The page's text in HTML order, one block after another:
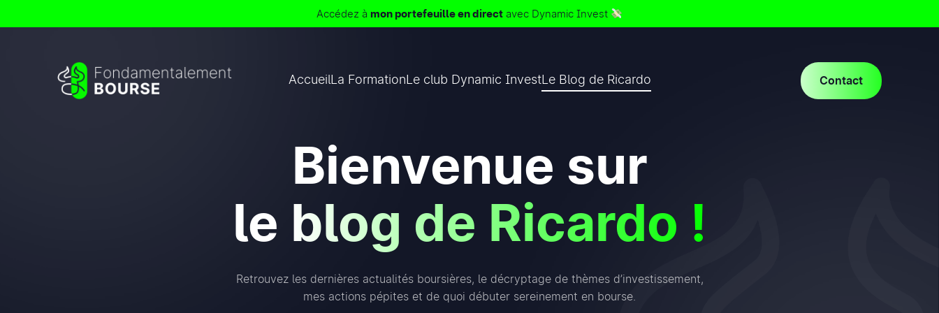
Accédez à mon portefeuille en directavec Dynamic Invest
AccueilLa FormationLe club Dynamic InvestLe Blog de Ricardo Contact
Bienvenue sur
le blog de Ricardo !
Retrouvez les dernières actualités boursières, le décryptage de thèmes d’investissement,
mes actions pépites et de quoi débuter sereinement en bourse.